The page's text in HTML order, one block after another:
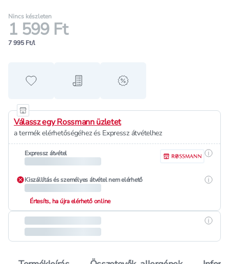
Nincs készleten
1 599 Ft
7 995 Ft/l
Hozzáadás a kedvencekhez
Hozzáadás a bevásárló listához
alert when on sale
Válassz egy Rossmann üzletet
a termék elérhetőségéhez és Expressz átvételhez
Expressz átvétel
Kiszállítás és személyes átvétel nem elérhető
Értesíts, ha újra elérhető online